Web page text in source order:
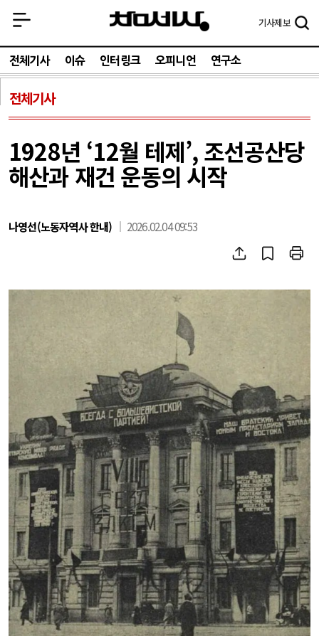
기사제보
전체기사 이슈 인터링크 오피니언 연구소
전체기사
1928년 ‘12월 테제’, 조선공산당
해산과 재건 운동의 시작
나영선(노동자역사 한내) 2026.02.04 09:53